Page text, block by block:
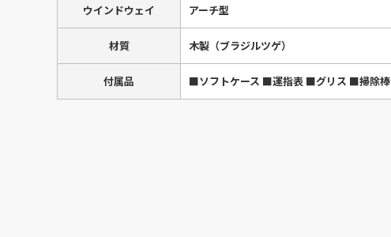
ウインドウェイ アーチ型
材質 木製（ブラジルツゲ）
付属品 ■ソフトケース ■運指表 ■グリス ■掃除棒